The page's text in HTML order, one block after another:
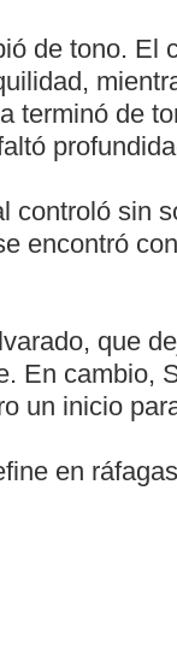
de tono. El
terminó de
controló sin
encontró
que
En cambio,
un inicio
en